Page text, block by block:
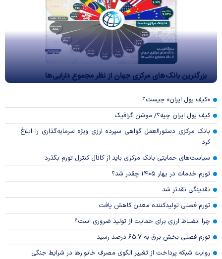
بزرگترین بانک‌های مرکزی جهان از نظر مجموع دارایی‌ها
«کیف پول ایران» چیست؟
کیف پول ایران چیه؟/ موشن گرافیک
بانک مرکزی دستورالعمل گواهی سپرده ارزی ویژه سرمایه‌گذاری را ابلاغ
کرد
سیاست‌های حمایتی بانک مرکزی باید از کانال کنترل تورم بگذرد
تورم خدمات در بهار ۱۴۰۵ چقدر شد؟
نقدینگی نقدتر شد
تورم فصلی تولیدکننده معدن کاهش یافت
چرا انضباط ارزی برای حمایت از تولید ضروری است؟
تورم فصلی بخش برق به ۶۵.۷ درصد رسید
روایت شبکه پرداخت از تغییر الگوی مصرف خانوار‌ها در شرایط جنگی